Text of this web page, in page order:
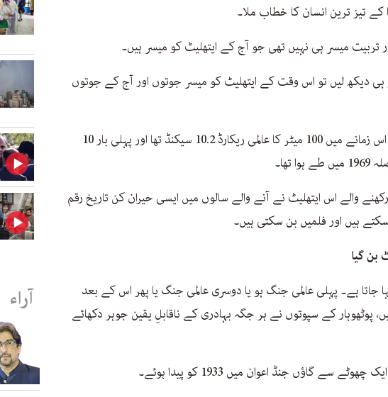
کے تیز ترین انسان کا خطاب ملا۔
تربیت میسر ہی نہیں تھی جو آج کے ایتھلیٹ کو میسر ہیں۔
دیکھ لیں تو اس وقت کے ایتھلیٹ کو میسر جوتوں اور آج کے جوتوں
یہ بھی ذہن میں رکھیں کہ اس زمانے میں 100 میٹر کا عالمی ریکارڈ 10.2 سیکنڈ تھا اور پہلی بار 10
والے اس ایتھلیٹ نے آنے والے سالوں میں ایسی حیران کن تاریخ رقم
ہیں اور فلمیں بن سکتی ہیں۔
بن گیا
جاتا ہے۔ پہلی عالمی جنگ ہو یا دوسری عالمی جنگ یا پھر اس کے بعد
پوٹھوہار کے سپوتوں نے ہر جگہ بہادری کے ناقابلِ یقین جوہر دکھائے
سے گاؤں جنڈ اعوان میں 1933 کو پیدا ہوئے۔
آراء